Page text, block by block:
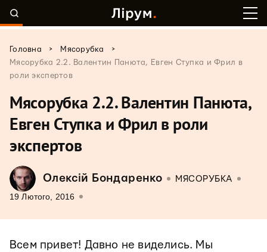
Головна > Мясорубка
>
Мясорубка 2.2. Валентин Панюта, Евген Ступка и Фрил в
роли экспертов
Мясорубка 2.2. Валентин Панюта,
Евген Ступка и Фрил в роли
экспертов
Олексій Бондаренко МЯСОРУБКА
19 Лютого, 2016
Всем привет! Давно не виделись. Мы